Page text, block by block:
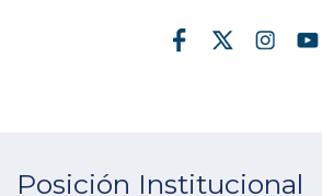
Posición Institucional